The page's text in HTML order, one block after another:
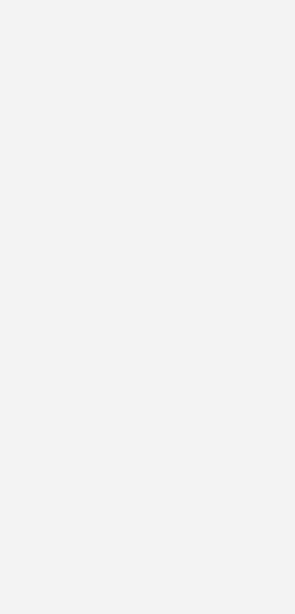
erhöhen.
den Anlagenbesitzern, ein
sei samt damit verbundener
Denn für Betriebsführer ist es oft
Mittel für die Vermeidung von
periodisches Rotorauswuchten
weil viele Schäden von der
Vollwartungsvertrag gedeckt sind. Die
taucht hingegen später
als Zusatzkostenpunkt auf.
schon Betreiber, die den Nutzen der
schätzen. Sachverständige haben
Unwuchten per
bei Inbetriebnahme gefunden werden
noch vermeidbar sind. Nicht
der Bundesverband Windenergie
mitsamt zugehöriger
2012 auch in seine überarbeiteten
Anlagenzustandsprüfung
üblich